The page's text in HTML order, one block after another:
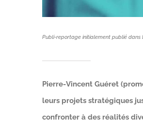
Publi-reportage initialement publié dans
Pierre-Vincent Guéret
leurs projets stratégiques
confronter à des réalités